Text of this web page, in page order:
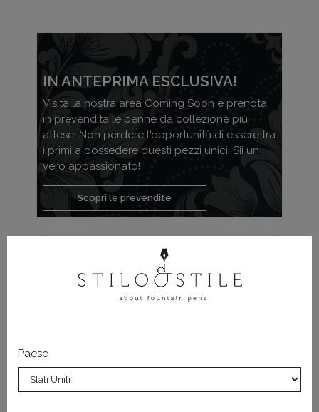
Paese
IN ANTEPRIMA ESCLUSIVA!
Visita la nostra area Coming Soon e prenota
in prevendita le penne da collezione più
attese. Non perdere l'opportunità di essere tra
i primi a possedere questi pezzi unici. Sii un
vero appassionato!
Scopri le prevendite